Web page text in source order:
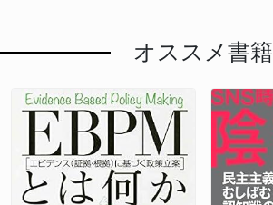
オススメ書籍